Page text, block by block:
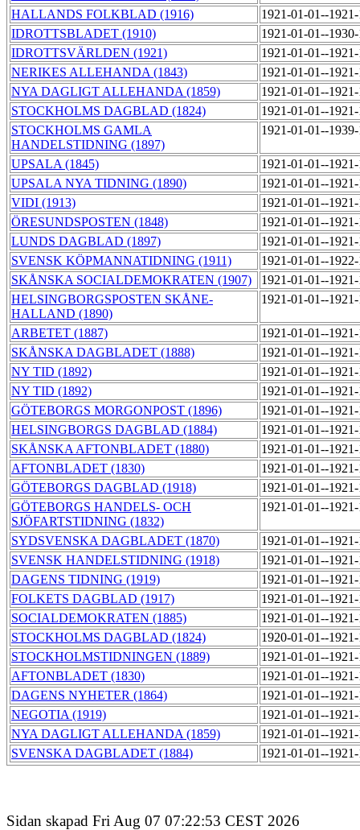
HALLANDS FOLKBLAD (1916)
1921-01-01--
IDROTTSBLADET (1910)
1921-01-01--
IDROTTSVÄRLDEN (1921)
1921-01-01--
NERIKES ALLEHANDA (1843)
1921-01-01--
NYA DAGLIGT ALLEHANDA (1859)
1921-01-01--
STOCKHOLMS DAGBLAD (1824)
1921-01-01--
STOCKHOLMS GAMLA
HANDELSTIDNING (1897)
1921-01-01--
UPSALA (1845)
1921-01-01--
UPSALA NYA TIDNING (1890)
1921-01-01--
VIDI (1913)
1921-01-01--
ÖRESUNDSPOSTEN (1848)
1921-01-01--
LUNDS DAGBLAD (1897)
1921-01-01--
SVENSK KÖPMANNATIDNING (1911)
1921-01-01--
SKÅNSKA SOCIALDEMOKRATEN (1907)
1921-01-01--
HELSINGBORGSPOSTEN SKÅNE-
HALLAND (1890)
1921-01-01--
ARBETET (1887)
1921-01-01--
SKÅNSKA DAGBLADET (1888)
1921-01-01--
NY TID (1892)
1921-01-01--
NY TID (1892)
1921-01-01--
GÖTEBORGS MORGONPOST (1896)
1921-01-01--
HELSINGBORGS DAGBLAD (1884)
1921-01-01--
SKÅNSKA AFTONBLADET (1880)
1921-01-01--
AFTONBLADET (1830)
1921-01-01--
GÖTEBORGS DAGBLAD (1918)
1921-01-01--
GÖTEBORGS HANDELS- OCH
SJÖFARTSTIDNING (1832)
1921-01-01--
SYDSVENSKA DAGBLADET (1870)
1921-01-01--
SVENSK HANDELSTIDNING (1918)
1921-01-01--
DAGENS TIDNING (1919)
1921-01-01--
FOLKETS DAGBLAD (1917)
1921-01-01--
SOCIALDEMOKRATEN (1885)
1921-01-01--
STOCKHOLMS DAGBLAD (1824)
1920-01-01--
STOCKHOLMSTIDNINGEN (1889)
1921-01-01--
AFTONBLADET (1830)
1921-01-01--
DAGENS NYHETER (1864)
1921-01-01--
NEGOTIA (1919)
1921-01-01--
NYA DAGLIGT ALLEHANDA (1859)
1921-01-01--
SVENSKA DAGBLADET (1884)
1921-01-01--
Sidan skapad Fri Aug 07 07:22:53 CEST 2026